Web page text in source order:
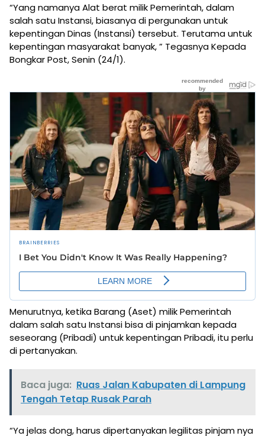
“Yang namanya Alat berat milik Pemerintah, dalam
salah satu Instansi, biasanya di pergunakan untuk
kepentingan Dinas (Instansi) tersebut. Terutama untuk
kepentingan masyarakat banyak, ” Tegasnya Kepada
Bongkar Post, Senin (24/1).
Menurutnya, ketika Barang (Aset) milik Pemerintah
dalam salah satu Instansi bisa di pinjamkan kepada
seseorang (Pribadi) untuk kepentingan Pribadi, itu perlu
di pertanyakan.
Baca juga: Ruas Jalan Kabupaten di Lampung
Tengah Tetap Rusak Parah
“Ya jelas dong, harus dipertanyakan legilitas pinjam nya